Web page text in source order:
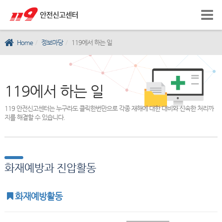
Home 정보마당 119에서 하는 일
119에서 하는 일
119 안전신고센터는 누구라도 클릭한번만으로 각종 재해에 대한 대비와 신속한 처리까
지를 해결할 수 있습니다.
화재예방과 진압활동
화재예방활동